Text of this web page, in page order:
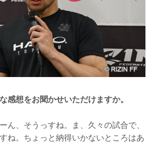
感想をお聞かせいただけますか。
ん、そうっすね。ま、久々の試合で、
ね。ちょっと納得いかないところはあ